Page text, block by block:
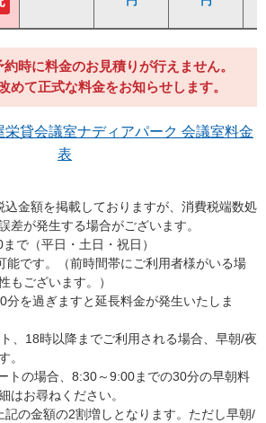
時に料金のお見積りが行えません。
めて正式な料金をお知らせします。
栄貸会議室ナディアパーク 会議室料金
表
金額を掲載しておりますが、消費税端数処
差が発生する場合がございます。
で（平日・土日・祝日）
能です。（前時間帯にご利用者様がいる場
もございます。）
分を過ぎますと延⾧料金が発生いたしま
、18時以降までご利用される場合、早朝/夜
。
トの場合、8:30～9:00までの30分の早朝料
はお尋ねください。
記の金額の2割増しとなります。ただし早朝/